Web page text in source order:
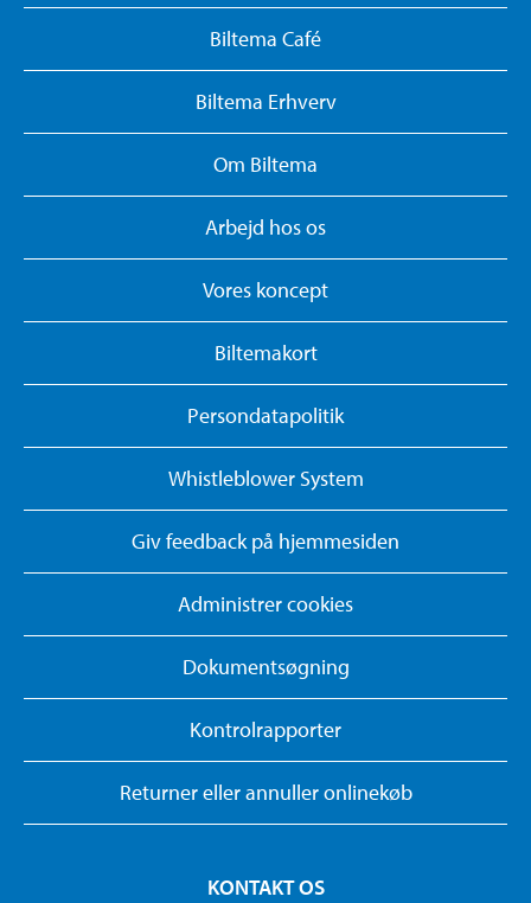
Biltema Café
Biltema Erhverv
Om Biltema
Arbejd hos os
Vores koncept
Biltemakort
Persondatapolitik
Whistleblower System
Giv feedback på hjemmesiden
Administrer cookies
Dokumentsøgning
Kontrolrapporter
Returner eller annuller onlinekøb
KONTAKT OS